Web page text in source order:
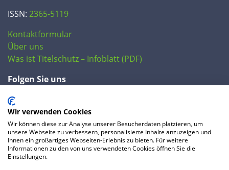
ISSN: 2365-5119
Kontaktformular
Über uns
Was ist Titelschutz – Infoblatt (PDF)
Folgen Sie uns
Wir verwenden Cookies
Wir können diese zur Analyse unserer Besucherdaten platzieren, um
unsere Webseite zu verbessern, personalisierte Inhalte anzuzeigen und
Ihnen ein großartiges Webseiten-Erlebnis zu bieten. Für weitere
Informationen zu den von uns verwendeten Cookies öffnen Sie die
Einstellungen.